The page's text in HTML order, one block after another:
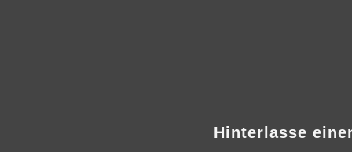
Hinterlasse